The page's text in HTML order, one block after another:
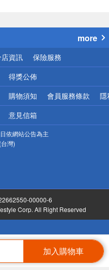
加入購物車
more
資訊 保險服務
得獎公佈
購物須知 會員服務條款 隱
意見信箱
依網站公告為主
灣)
00000-6
Corp. All Right Reserved